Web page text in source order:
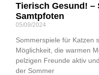
Tierisch Gesund! –
Samtpfoten
05/09/2024
Sommerspiele für Katzen
Möglichkeit, die warmen
pelzigen Freunde aktiv
der Sommer